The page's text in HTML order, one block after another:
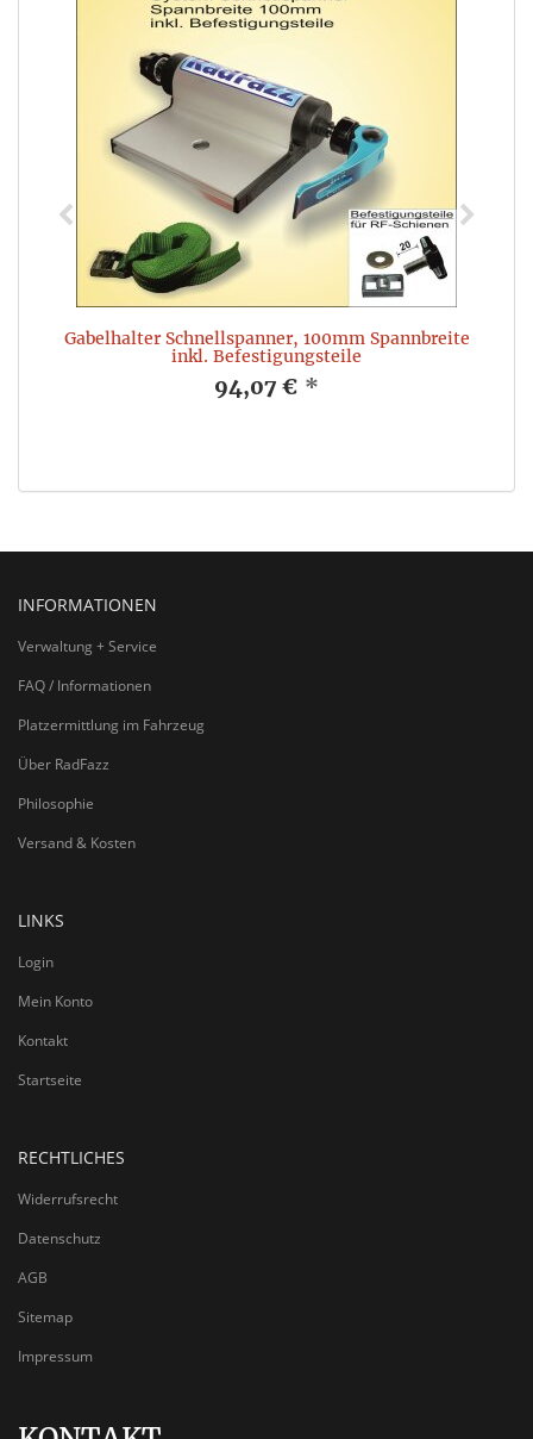
Gabelhalter Schnellspanner, 100mm Spannbreite
inkl. Befestigungsteile
94,07 € *
INFORMATIONEN
Verwaltung + Service
FAQ / Informationen
Platzermittlung im Fahrzeug
Über RadFazz
Philosophie
Versand & Kosten
LINKS
Login
Mein Konto
Kontakt
Startseite
RECHTLICHES
Widerrufsrecht
Datenschutz
AGB
Sitemap
Impressum